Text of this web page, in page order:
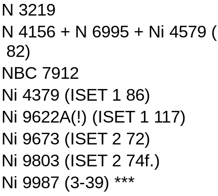
N 3219
N 4156 + N 6995 + Ni 4579
82)
NBC 7912
Ni 4379 (ISET 1 86)
Ni 9622A(!) (ISET 1 117)
Ni 9673 (ISET 2 72)
Ni 9803 (ISET 2 74f.)
Ni 9987 (3-39) ***